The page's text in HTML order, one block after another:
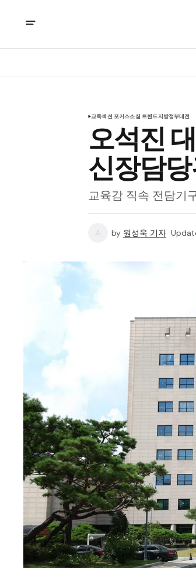
교육섹션 포커스소셜 트렌드지방정부대전
오석진
신장담당
교육감 직속 전담기
by 원성욱 기자